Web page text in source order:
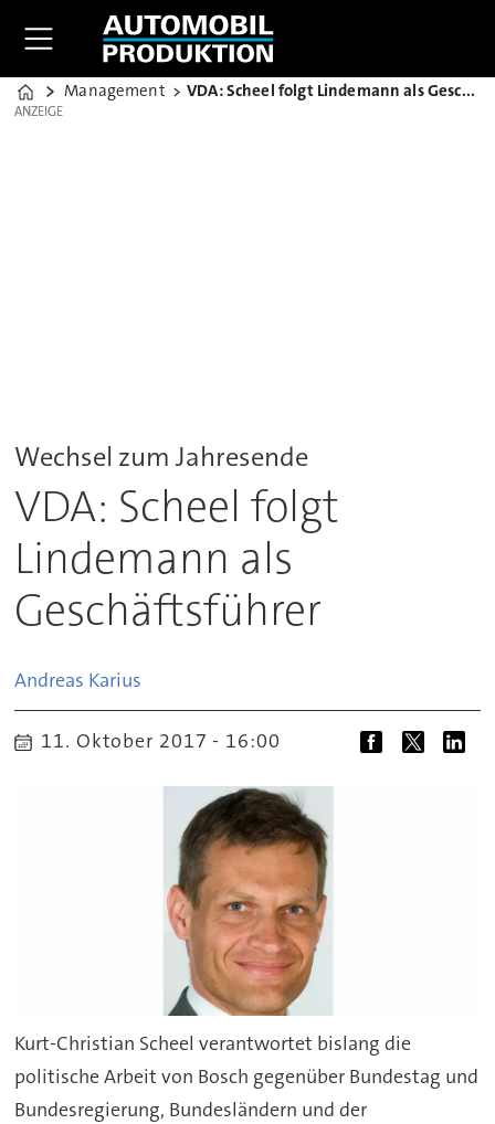
Home
Management VDA: Scheel folgt Lindemann als Geschäftsführer
ANZEIGE
ANZEIGE
Wechsel zum Jahresende
VDA: Scheel folgt
Lindemann als
Geschäftsführer
Andreas Karius
11. Oktober 2017 - 16:00
Kurt-Christian Scheel verantwortet bislang die
politische Arbeit von Bosch gegenüber Bundestag und
Bundesregierung, Bundesländern und der